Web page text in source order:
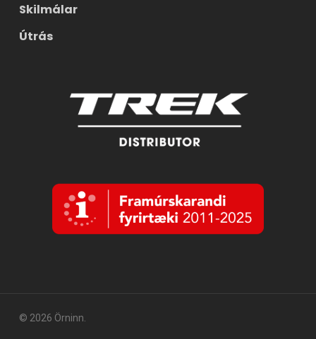
Skilmálar
Útrás
© 2026 Örninn.